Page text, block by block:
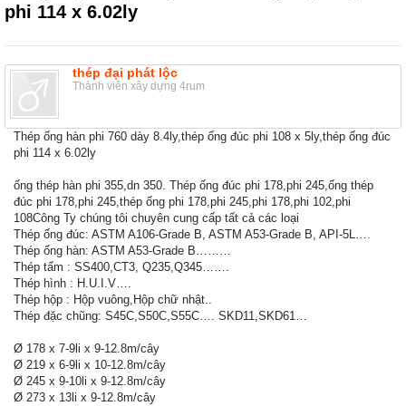
phi 114 x 6.02ly
thép đại phát lộc
Thành viên xây dựng 4rum
Thép ống hàn phi 760 dày 8.4ly,thép ống đúc phi 108 x 5ly,thép ống đúc
phi 114 x 6.02ly
ống thép hàn phi 355,dn 350. Thép ống đúc phi 178,phi 245,ống thép
đúc phi 178,phi 245,thép ống phi 178,phi 245,phi 178,phi 102,phi
108Công Ty chúng tôi chuyên cung cấp tất cả các loại
Thép ống đúc: ASTM A106-Grade B, ASTM A53-Grade B, API-5L….
Thép ống hàn: ASTM A53-Grade B………
Thép tấm : SS400,CT3, Q235,Q345…….
Thép hình : H.U.I.V….
Thép hộp : Hộp vuông,Hộp chữ nhật..
Thép đặc chũng: S45C,S50C,S55C…. SKD11,SKD61…
Ø 178 x 7-9li x 9-12.8m/cây
Ø 219 x 6-9li x 10-12.8m/cây
Ø 245 x 9-10li x 9-12.8m/cây
Ø 273 x 13li x 9-12.8m/cây